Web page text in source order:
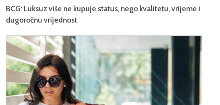
BCG: Luksuz više ne kupuje status, nego kvalitetu, vrijeme i
dugoročnu vrijednost